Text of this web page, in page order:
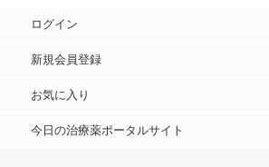
ログイン
新規会員登録
お気に入り
今日の治療薬ポータルサイト